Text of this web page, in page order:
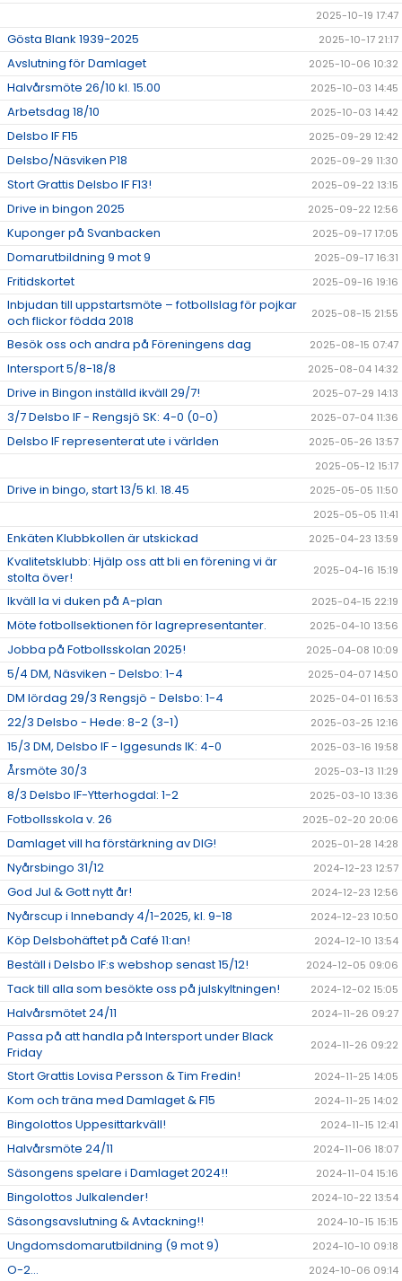
2025-10-19 17:47
Gösta Blank 1939-2025 2025-10-17 21:17
Avslutning för Damlaget 2025-10-06 10:32
Halvårsmöte 26/10 kl. 15.00 2025-10-03 14:45
Arbetsdag 18/10 2025-10-03 14:42
Delsbo IF F15 2025-09-29 12:42
Delsbo/Näsviken P18 2025-09-29 11:30
Stort Grattis Delsbo IF F13! 2025-09-22 13:15
Drive in bingon 2025 2025-09-22 12:56
Kuponger på Svanbacken 2025-09-17 17:05
Domarutbildning 9 mot 9 2025-09-17 16:31
Fritidskortet 2025-09-16 19:16
Inbjudan till uppstartsmöte – fotbollslag för pojkar
och flickor födda 2018
2025-08-15 21:55
Besök oss och andra på Föreningens dag 2025-08-15 07:47
Intersport 5/8-18/8 2025-08-04 14:32
Drive in Bingon inställd ikväll 29/7! 2025-07-29 14:13
3/7 Delsbo IF - Rengsjö SK: 4-0 (0-0) 2025-07-04 11:36
Delsbo IF representerat ute i världen
2025-05-26 13:57
2025-05-12 15:17
Drive in bingo, start 13/5 kl. 18.45
2025-05-05 11:50
2025-05-05 11:41
Enkäten Klubbkollen är utskickad 2025-04-23 13:59
Kvalitetsklubb: Hjälp oss att bli en förening vi är
stolta över!
2025-04-16 15:19
Ikväll la vi duken på A-plan 2025-04-15 22:19
Möte fotbollsektionen för lagrepresentanter. 2025-04-10 13:56
Jobba på Fotbollsskolan 2025! 2025-04-08 10:09
5/4 DM, Näsviken - Delsbo: 1-4 2025-04-07 14:50
DM lördag 29/3 Rengsjö - Delsbo: 1-4 2025-04-01 16:53
22/3 Delsbo - Hede: 8-2 (3-1) 2025-03-25 12:16
15/3 DM, Delsbo IF - Iggesunds IK: 4-0 2025-03-16 19:58
Årsmöte 30/3 2025-03-13 11:29
8/3 Delsbo IF-Ytterhogdal: 1-2 2025-03-10 13:36
Fotbollsskola v. 26 2025-02-20 20:06
Damlaget vill ha förstärkning av DIG! 2025-01-28 14:28
Nyårsbingo 31/12 2024-12-23 12:57
God Jul & Gott nytt år! 2024-12-23 12:56
Nyårscup i Innebandy 4/1-2025, kl. 9-18 2024-12-23 10:50
Köp Delsbohäftet på Café 11:an! 2024-12-10 13:54
Beställ i Delsbo IF:s webshop senast 15/12! 2024-12-05 09:06
Tack till alla som besökte oss på julskyltningen! 2024-12-02 15:05
Halvårsmötet 24/11 2024-11-26 09:27
Passa på att handla på Intersport under Black
Friday
2024-11-26 09:22
Stort Grattis Lovisa Persson & Tim Fredin! 2024-11-25 14:05
Kom och träna med Damlaget & F15 2024-11-25 14:02
Bingolottos Uppesittarkväll! 2024-11-15 12:41
Halvårsmöte 24/11 2024-11-06 18:07
Säsongens spelare i Damlaget 2024!! 2024-11-04 15:16
Bingolottos Julkalender! 2024-10-22 13:54
Säsongsavslutning & Avtackning!! 2024-10-15 15:15
Ungdomsdomarutbildning (9 mot 9) 2024-10-10 09:18
O-2... 2024-10-06 09:14